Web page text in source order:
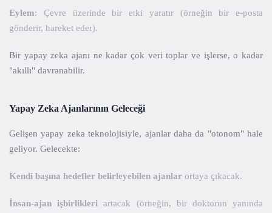
Eylem: Çevre üzerinde bir etki yaratır (örneğin bir e-posta
gönderir, hareket eder).
Bir yapay zeka ajanı ne kadar çok veri toplar ve işlerse, o kadar
"akıllı" davranabilir.
Yapay Zeka Ajanlarının Geleceği
Gelişen yapay zeka teknolojisiyle, ajanlar daha da "otonom" hale
geliyor. Gelecekte:
Kendi başına hedefler belirleyebilen ajanlar ortaya çıkacak.
İnsan-ajan işbirlikleri artacak (örneğin, bir doktorun yanında